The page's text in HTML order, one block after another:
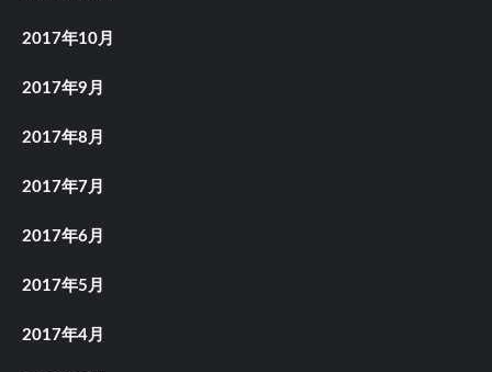
2017年10月
2017年9月
2017年8月
2017年7月
2017年6月
2017年5月
2017年4月